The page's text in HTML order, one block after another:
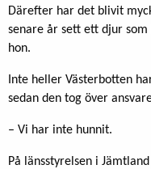
Därefter har det blivit
senare år sett ett djur
hon.
Inte heller Västerbotten
sedan den tog över
– Vi har inte hunnit.
På länsstyrelsen i